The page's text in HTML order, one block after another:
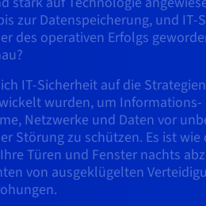
zur Datenspeicherung, und IT-
des operativen Erfolgs
IT-Sicherheit auf die
wurden, um Informations-
Netzwerke und Daten vor
Störung zu schützen. Es ist wie
Türen und Fenster nachts
von ausgeklügelten